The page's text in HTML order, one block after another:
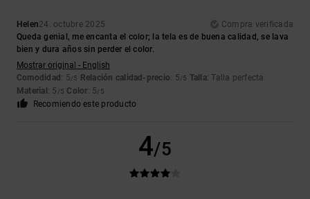
Helen24. octubre 2025
Compra verificada
Queda genial, me encanta el color; la tela es de buena calidad, se lava
bien y dura años sin perder el color.
Mostrar original - English
Comodidad : 5/5 Relación calidad-precio: 5/5 Talla: Talla perfecta
Material : 5 /5 Color: 5/5
Recomiendo este producto
4/5